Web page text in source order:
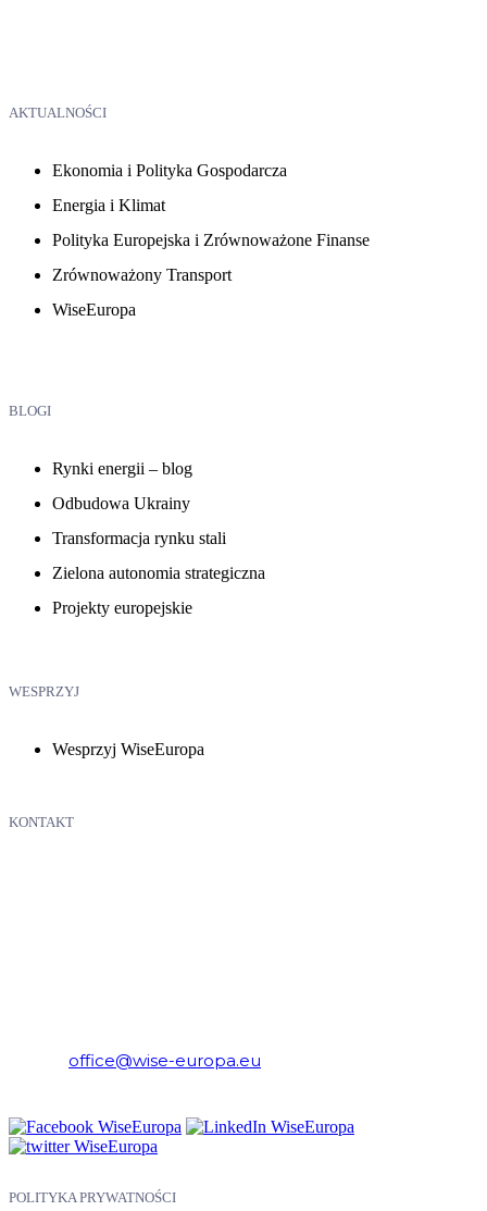
AKTUALNOŚCI
Ekonomia i Polityka Gospodarcza
Energia i Klimat
Polityka Europejska i Zrównoważone Finanse
Zrównoważony Transport
WiseEuropa
BLOGI
Rynki energii – blog
Odbudowa Ukrainy
Transformacja rynku stali
Zielona autonomia strategiczna
Projekty europejskie
WESPRZYJ
Wesprzyj WiseEuropa
KONTAKT
office@wise-europa.eu
POLITYKA PRYWATNOŚCI